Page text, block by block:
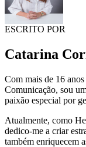
ESCRITO POR
Catarina
Com mais de 16
Comunicação, sou
paixão especial por
Atualmente, como
dedico-me a criar
também enriquecem